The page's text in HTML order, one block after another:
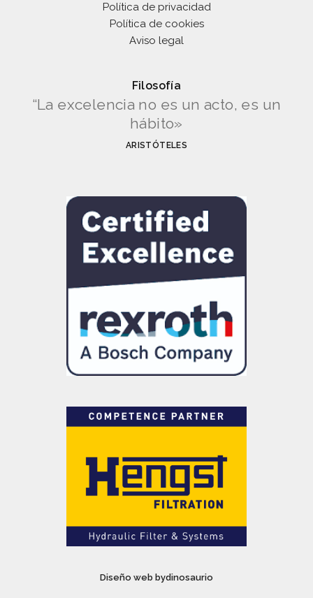
Política de privacidad
Política de cookies
Aviso legal
Filosofía
“La excelencia no es un acto, es un
hábito»
ARISTÓTELES
Diseño web bydinosaurio